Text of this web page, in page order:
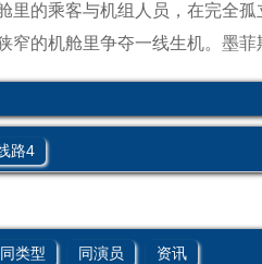
里的乘客与机组人员，在完全
窄的机舱里争夺一线生机。 墨菲
路4
同类型 同演员 资讯